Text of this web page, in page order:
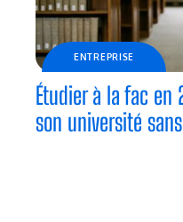
ENTREPRISE
Étudier à la fac
son université